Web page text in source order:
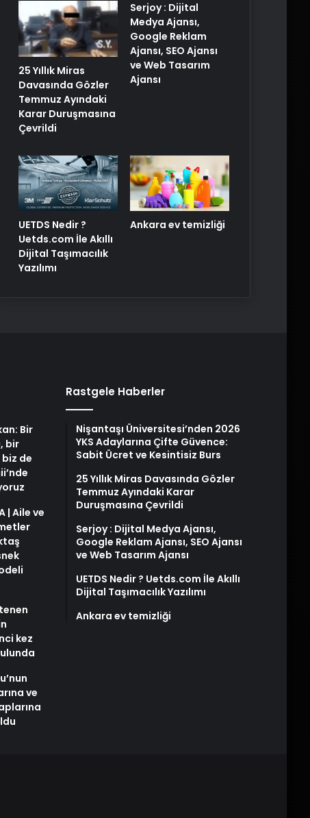
25 Yıllık Miras
Davasında Gözler
Temmuz Ayındaki
Karar Duruşmasına
Çevrildi
Serjoy : Dijital
Medya Ajansı,
Google Reklam
Ajansı, SEO Ajansı
ve Web Tasarım
Ajansı
UETDS Nedir ?
Uetds.com İle Akıllı
Dijital Taşımacılık
Yazılımı
Ankara ev temizliği
Bir
bir
biz de
| Aile ve
kez
ve
Rastgele Haberler
Nişantaşı Üniversitesi’nden 2026
YKS Adaylarına Çifte Güvence:
Sabit Ücret ve Kesintisiz Burs
25 Yıllık Miras Davasında Gözler
Temmuz Ayındaki Karar
Duruşmasına Çevrildi
Serjoy : Dijital Medya Ajansı,
Google Reklam Ajansı, SEO Ajansı
ve Web Tasarım Ajansı
UETDS Nedir ? Uetds.com İle Akıllı
Dijital Taşımacılık Yazılımı
Ankara ev temizliği